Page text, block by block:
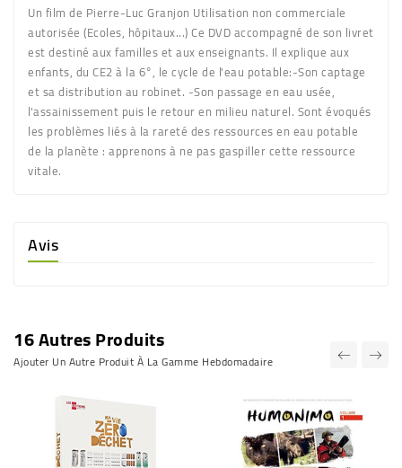
Un film de Pierre-Luc Granjon Utilisation non commerciale
autorisée (Ecoles, hôpitaux...) Ce DVD accompagné de son livret
est destiné aux familles et aux enseignants. Il explique aux
enfants, du CE2 à la 6°, le cycle de l'eau potable:-Son captage
et sa distribution au robinet. -Son passage en eau usée,
l'assainissement puis le retour en milieu naturel. Sont évoqués
les problèmes liés à la rareté des ressources en eau potable
de la planète : apprenons à ne pas gaspiller cette ressource
vitale.
Avis
16 Autres Produits
Ajouter Un Autre Produit À La Gamme Hebdomadaire